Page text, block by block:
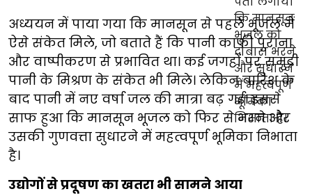
अध्ययन में पाया गया कि मानसून से पहले भूजल में
ऐसे संकेत मिले, जो बताते हैं कि पानी काफी पुराना
और वाष्पीकरण से प्रभावित था। कई जगहों पर समुद्री
पानी के मिश्रण के संकेत भी मिले। लेकिन बारिश के
बाद पानी में नए वर्षा जल की मात्रा बढ़ गई। इससे
साफ हुआ कि मानसून भूजल को फिर से भरने और
उसकी गुणवत्ता सुधारने में महत्वपूर्ण भूमिका निभाता
है।
उद्योगों से प्रदूषण का खतरा भी सामने आया